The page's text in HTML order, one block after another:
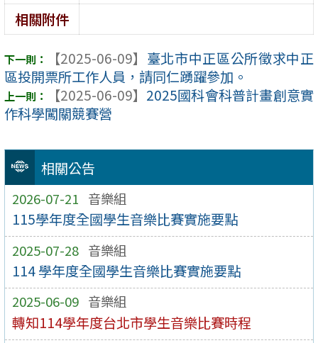
相關公告
2026-07-21 音樂組
115學年度全國學生音樂比賽實施要點
2025-07-28 音樂組
114 學年度全國學生音樂比賽實施要點
2025-06-09 音樂組
轉知114學年度台北市學生音樂比賽時程
相關附件
【2025-06-09】 臺北市中正區公所徵求中正
區投開票所工作人員，請同仁踴躍參加。
【2025-06-09】 2025國科會科普計畫創意實
作科學闖關競賽營